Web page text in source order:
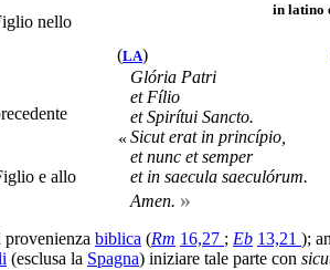
in latino
(LA)
«
Glória Patri
et Fílio
et Spirítui Sancto.
Sicut erat in princípio,
et nunc et semper
et in saecula saeculórum.
Amen. »
nello
e allo
provenienza biblica (Rm 16,27 ; Eb 13,21 );
(esclusa la Spagna) iniziare tale parte con